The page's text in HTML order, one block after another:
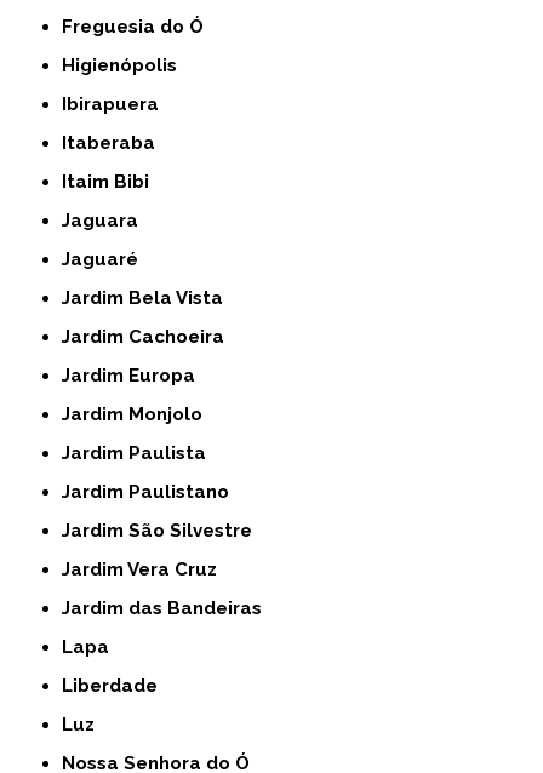
Freguesia do Ó
Higienópolis
Ibirapuera
Itaberaba
Itaim Bibi
Jaguara
Jaguaré
Jardim Bela Vista
Jardim Cachoeira
Jardim Europa
Jardim Monjolo
Jardim Paulista
Jardim Paulistano
Jardim São Silvestre
Jardim Vera Cruz
Jardim das Bandeiras
Lapa
Liberdade
Luz
Nossa Senhora do Ó